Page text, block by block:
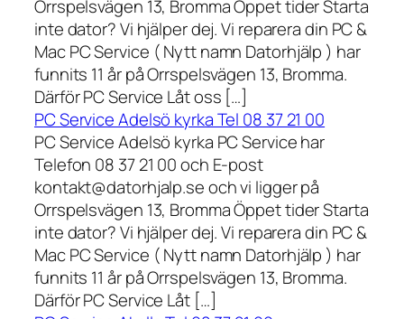
Orrspelsvägen 13, Bromma Öppet tider Starta
inte dator? Vi hjälper dej. Vi reparera din PC &
Mac PC Service ( Nytt namn Datorhjälp ) har
funnits 11 år på Orrspelsvägen 13, Bromma.
Därför PC Service Låt oss […]
PC Service Adelsö kyrka Tel 08 37 21 00
PC Service Adelsö kyrka PC Service har
Telefon 08 37 21 00 och E-post
kontakt@datorhjalp.se och vi ligger på
Orrspelsvägen 13, Bromma Öppet tider Starta
inte dator? Vi hjälper dej. Vi reparera din PC &
Mac PC Service ( Nytt namn Datorhjälp ) har
funnits 11 år på Orrspelsvägen 13, Bromma.
Därför PC Service Låt […]